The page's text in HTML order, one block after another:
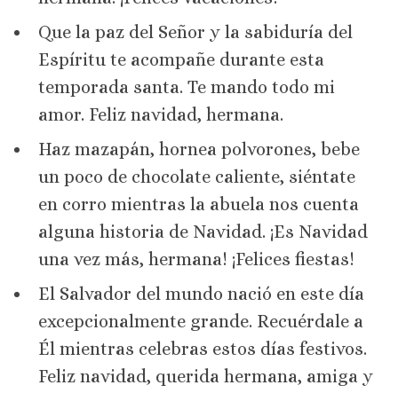
Que la paz del Señor y la sabiduría del
Espíritu te acompañe durante esta
temporada santa. Te mando todo mi
amor. Feliz navidad, hermana.
Haz mazapán, hornea polvorones, bebe
un poco de chocolate caliente, siéntate
en corro mientras la abuela nos cuenta
alguna historia de Navidad. ¡Es Navidad
una vez más, hermana! ¡Felices fiestas!
El Salvador del mundo nació en este día
excepcionalmente grande. Recuérdale a
Él mientras celebras estos días festivos.
Feliz navidad, querida hermana, amiga y